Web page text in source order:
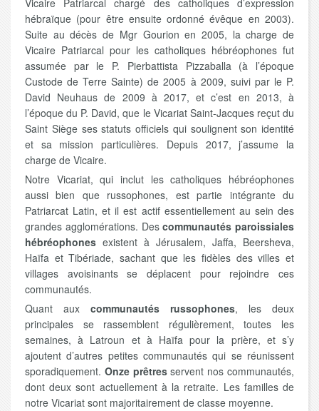
Vicaire Patriarcal chargé des catholiques d’expression
hébraïque (pour être ensuite ordonné évêque en 2003).
Suite au décès de Mgr Gourion en 2005, la charge de
Vicaire Patriarcal pour les catholiques hébréophones fut
assumée par le P. Pierbattista Pizzaballa (à l’époque
Custode de Terre Sainte) de 2005 à 2009, suivi par le P.
David Neuhaus de 2009 à 2017, et c’est en 2013, à
l’époque du P. David, que le Vicariat Saint-Jacques reçut du
Saint Siège ses statuts officiels qui soulignent son identité
et sa mission particulières. Depuis 2017, j’assume la
charge de Vicaire.
Notre Vicariat, qui inclut les catholiques hébréophones
aussi bien que russophones, est partie intégrante du
Patriarcat Latin, et il est actif essentiellement au sein des
grandes agglomérations. Descommunautés paroissiales
hébréophones existent à Jérusalem, Jaffa, Beersheva,
Haïfa et Tibériade, sachant que les fidèles des villes et
villages avoisinants se déplacent pour rejoindre ces
communautés.
Quant aux communautés russophones, les deux
principales se rassemblent régulièrement, toutes les
semaines, à Latroun et à Haïfa pour la prière, et s’y
ajoutent d’autres petites communautés qui se réunissent
sporadiquement. Onze prêtresservent nos communautés,
dont deux sont actuellement à la retraite. Les familles de
notre Vicariat sont majoritairement de classe moyenne.